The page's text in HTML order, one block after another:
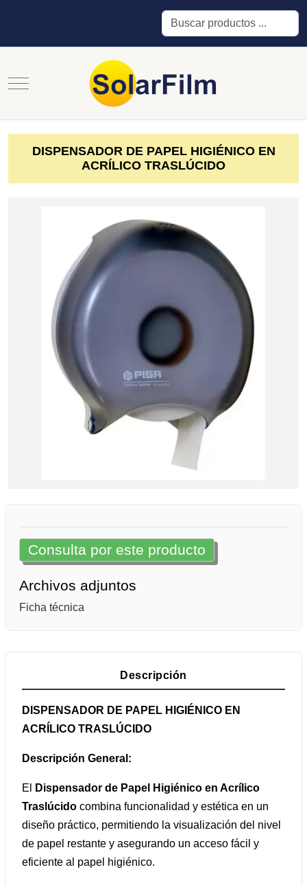
Buscar
Mobile Menu Toggle
DISPENSADOR DE PAPEL HIGIÉNICO EN
ACRÍLICO TRASLÚCIDO
Consulta por este producto
Archivos adjuntos
Ficha técnica
Descripción
DISPENSADOR DE PAPEL HIGIÉNICO EN
ACRÍLICO TRASLÚCIDO
Descripción General:
El
Dispensador de Papel Higiénico en Acrílico
Traslúcido combina funcionalidad y estética en un
diseño práctico, permitiendo la visualización del nivel
de papel restante y asegurando un acceso fácil y
eficiente al papel higiénico.